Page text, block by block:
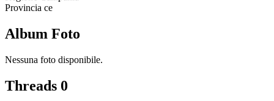
Provincia ce
Album Foto
Nessuna foto disponibile.
Threads 0